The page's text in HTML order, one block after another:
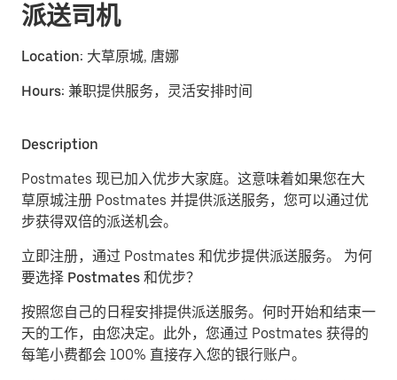
派送司机
Location: 大草原城, 唐娜
Hours: 兼职提供服务，灵活安排时间
Description
Postmates 现已加入优步大家庭。这意味着如果您在大
草原城注册 Postmates 并提供派送服务，您可以通过优
步获得双倍的派送机会。
立即注册，通过 Postmates 和优步提供派送服务。 为何
要选择 Postmates 和优步？
按照您自己的日程安排提供派送服务。 何时开始和结束一
天的工作，由您决定。此外，您通过 Postmates 获得的
每笔小费都会 100% 直接存入您的银行账户。